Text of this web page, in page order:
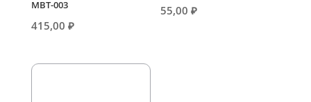
МВТ-003
415,00 ₽
55,00₽